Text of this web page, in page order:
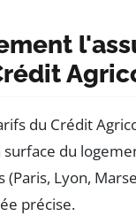
du Crédit
du
Lyon,
précise.